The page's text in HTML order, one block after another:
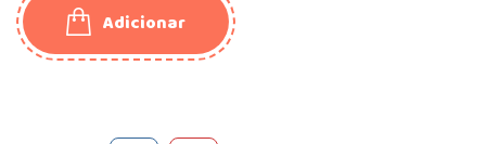
Adicionar